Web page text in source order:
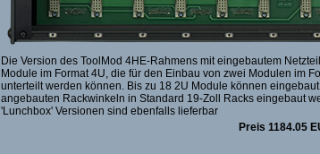
Die Version des ToolMod 4HE-Rahmens mit eingebautem
Module im Format 4U, die für den Einbau von zwei Modulen im
unterteilt werden können. Bis zu 18 2U Module können
angebauten Rackwinkeln in Standard 19-Zoll Racks eingebaut
'Lunchbox' Versionen sind ebenfalls lieferbar
Preis 1184.05